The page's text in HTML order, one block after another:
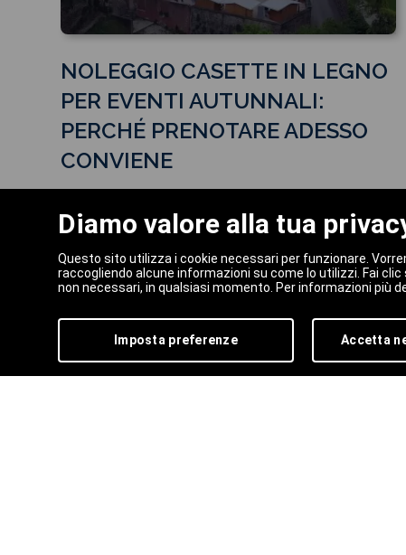
NOLEGGIO CASETTE IN LEGNO
PER EVENTI AUTUNNALI:
PERCHÉ PRENOTARE ADESSO
CONVIENE
LEGGI
Diamo valore alla tua
Questo sito utilizza i cookie necessari per funzionare.
raccogliendo alcune informazioni su come lo utilizzi. Fai
non necessari, in qualsiasi momento. Per informazioni più
Imposta preferenze Accetta